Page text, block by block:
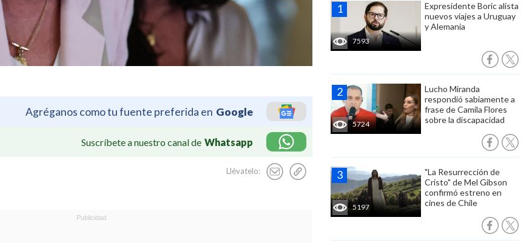
Agréganos como tu fuente preferida en Google
Suscríbete a nuestro canal de Whatsapp
Llévatelo:
7593
Expresidente Boric alista
nuevos viajes a Uruguay
y Alemania
5724
Lucho Miranda
respondió sabiamente a
frase de Camila Flores
sobre la discapacidad
5197
"La Resurrección de
Cristo" de Mel Gibson
confirmó estreno en
cines de Chile